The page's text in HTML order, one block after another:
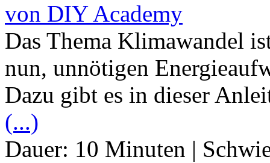
von DIY Academy
Das Thema Klimawandel
nun, unnötigen
Dazu gibt es in dieser
(...)
Dauer: 10 Minuten |